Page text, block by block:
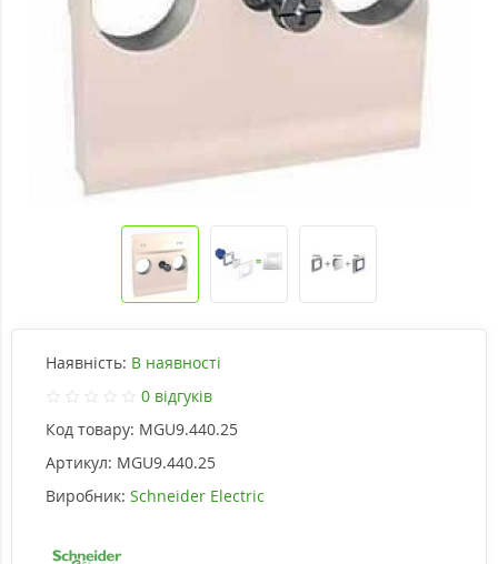
Наявність: В наявності
0 відгуків
Код товару: MGU9.440.25
Артикул: MGU9.440.25
Виробник: Schneider Electric